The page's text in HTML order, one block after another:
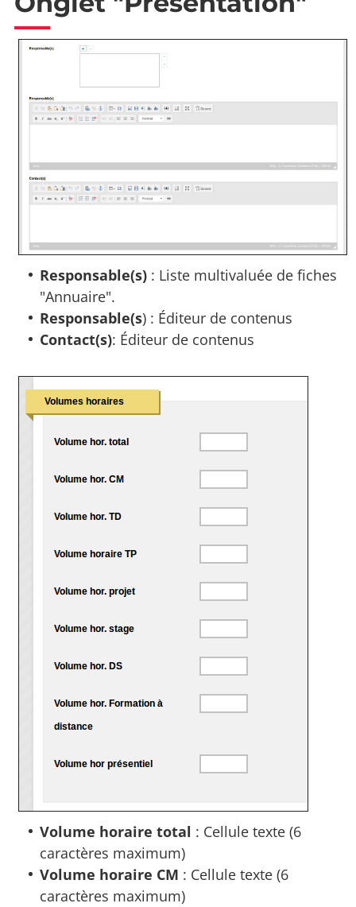
Responsable(s) : Liste multivaluée de fiches
"Annuaire".
Responsable(s) : Éditeur de contenus
Contact(s): Éditeur de contenus
Volume horaire total : Cellule texte (6
caractères maximum)
Volume horaire CM : Cellule texte (6
caractères maximum)